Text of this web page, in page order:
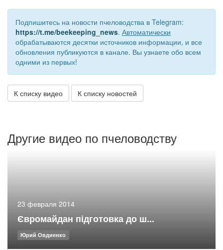
Подпишитесь на новости пчеловодства в Telegram:
https://t.me/beekeeping_news. Автоматически
обрабатываются десятки источников информации, и все
обновления публикуются в канале. Вы узнаете обо всем
одними из первых!
К списку видео К списку новостей
Другие видео по пчеловодству
23 февраля 2014
Євромайдан підготовка до ш...
Юрий Овдиенко